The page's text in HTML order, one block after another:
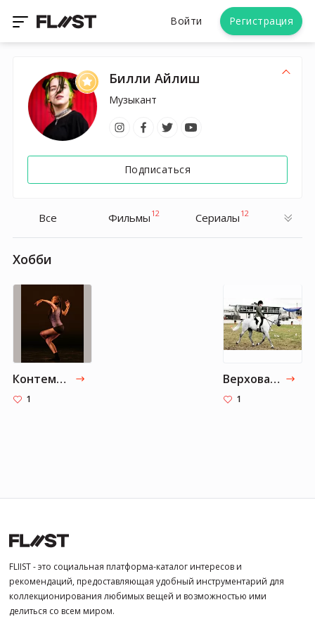
Войти Регистрация
Билли Айлиш
Музыкант
Подписаться
Все Фильмы 12 Cериалы 12
Хобби
Контемпорари
1
Верховая езда
1
FLIIST - это социальная платформа-каталог интересов и
рекомендаций, предоставляющая удобный инструментарий для
коллекционирования любимых вещей и возможностью ими
делиться со всем миром.